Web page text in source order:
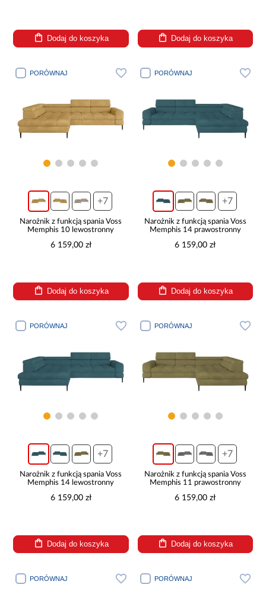
Dodaj do koszyka Dodaj do koszyka
PORÓWNAJ
+7
Narożnik z funkcją spania Voss
Memphis 10 lewostronny
6 159,00 zł
Dodaj do koszyka
PORÓWNAJ
+7
Narożnik z funkcją spania Voss
Memphis 14 prawostronny
6 159,00 zł
Dodaj do koszyka
PORÓWNAJ
+7
Narożnik z funkcją spania Voss
Memphis 14 lewostronny
6 159,00 zł
Dodaj do koszyka
PORÓWNAJ
+7
Narożnik z funkcją spania Voss
Memphis 11 prawostronny
6 159,00 zł
Dodaj do koszyka
PORÓWNAJ PORÓWNAJ